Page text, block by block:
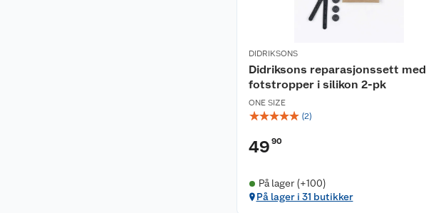
DIDRIKSONS
Didriksons reparasjonssett med
fotstropper i silikon 2-pk
ONE SIZE
☆☆☆☆☆ (2)
49 90
På lager (+100)
På lager i 31 butikker